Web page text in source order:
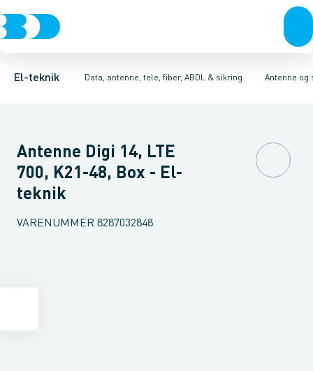
El-teknik Data, antenne, tele, fiber, ABDL & sikring
Afbrydere, stikkontakter & lampeudtag Forgreningsmateriel
Antenne
Antenne og satellitsystemerKommunikationsteknik/
AntennestikdåseAntennebeslagSpecialvarer for antenne og
Antenne Digi 14, LTE
700, K21-48, Box - El-
teknik
VARENUMMER 8287032848